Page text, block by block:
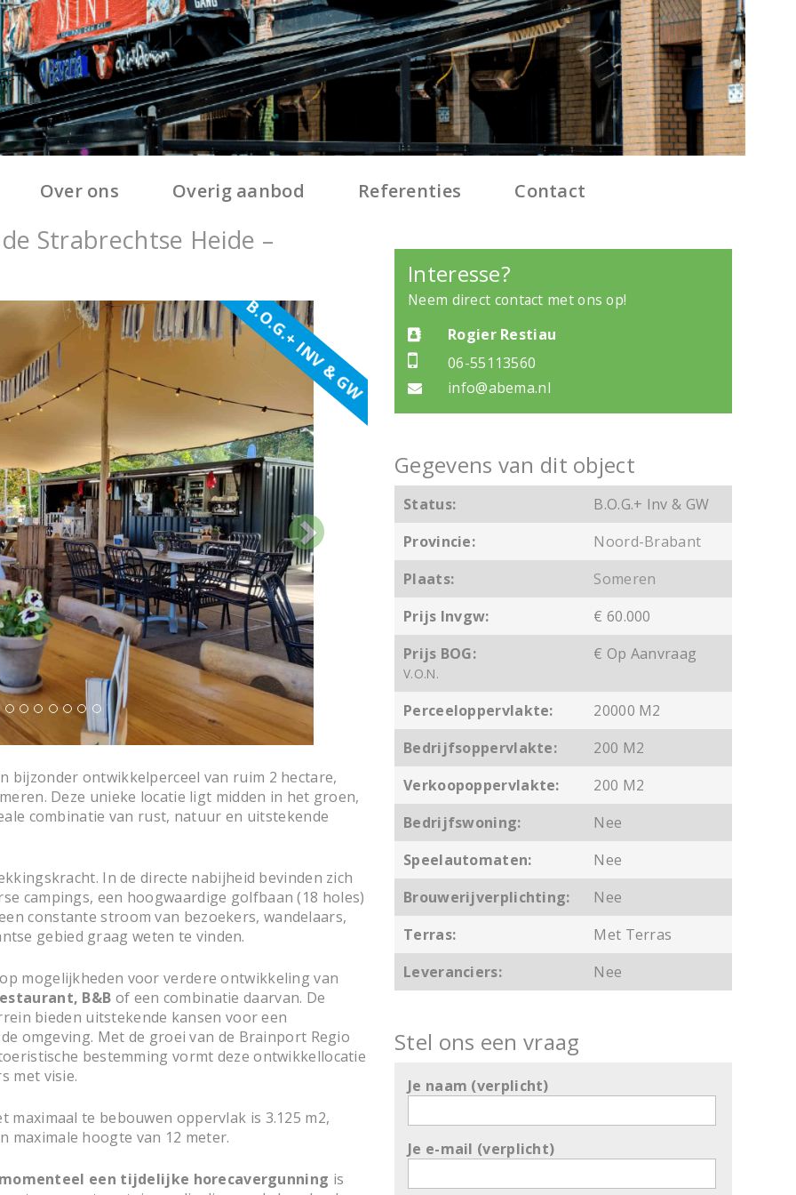
Over ons Overig aanbod Referenties Contact
Strabrechtse Heide –
B.O.G.+ INV & GW
e
x
t
bijzonder ontwikkelperceel van ruim 2 hectare,
Deze unieke locatie ligt midden in het groen,
combinatie van rust, natuur en uitstekende
In de directe nabijheid bevinden zich
campings, een hoogwaardige golfbaan (18 holes)
constante stroom van bezoekers, wandelaars,
gebied graag weten te vinden.
mogelijkheden voor verdere ontwikkeling van
B&B of een combinatie daarvan. De
bieden uitstekende kansen voor een
omgeving. Met de groei van de Brainport Regio
bestemming vormt deze ontwikkellocatie
met visie.
te bebouwen oppervlak is 3.125 m2,
maximale hoogte van 12 meter.
momenteel een tijdelijke horecavergunning is
Interesse?
Neem direct contact met ons op!
Rogier Restiau
06-55113560
info@abema.nl
Gegevens van dit object
Status:
B.O.G.+ Inv & GW
Provincie:
Noord-Brabant
Plaats:
Someren
Prijs Invgw:
€ 60.000
Prijs BOG:
€ Op Aanvraag
V.O.N.
Perceeloppervlakte:
20000 M2
Bedrijfsoppervlakte:
200 M2
Verkoopoppervlakte:
200 M2
Bedrijfswoning:
Nee
Speelautomaten:
Nee
Brouwerijverplichting:
Nee
Terras:
Met Terras
Leveranciers:
Nee
Stel ons een vraag
Je naam (verplicht)
Je e-mail (verplicht)